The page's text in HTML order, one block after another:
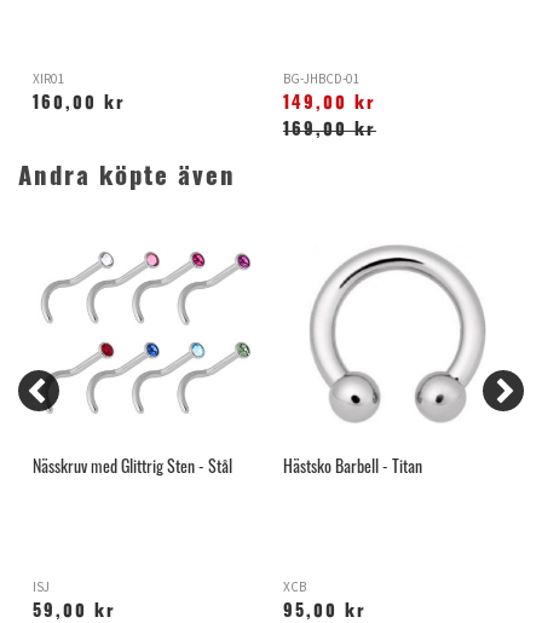
XIR01
160,00 kr
BG-JHBCD-01
149,00 kr
169,00 kr
Andra köpte även
Nässkruv med Glittrig Sten - Stål
ISJ
59,00 kr
Hästsko Barbell - Titan
XCB
95,00 kr